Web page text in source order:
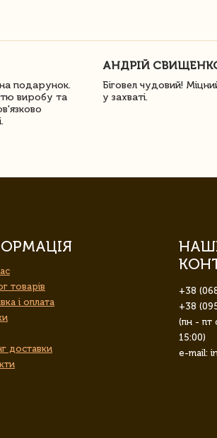
подарунок.
виробу та
АНДРІЙ
Біговел чудовий!
у захваті.
товарів
і оплата
доставки
+38
+38
(пн - пт
15:00)
e-mail: